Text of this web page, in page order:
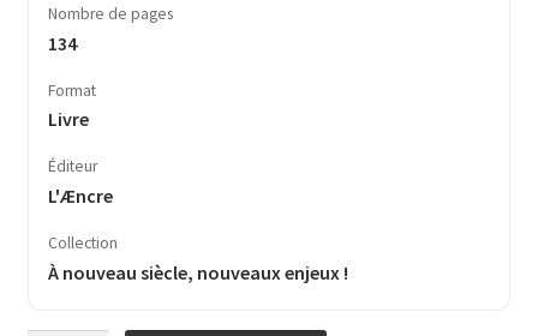
Nombre de pages
134
Format
Livre
Éditeur
L'Æncre
Collection
À nouveau siècle, nouveaux enjeux !